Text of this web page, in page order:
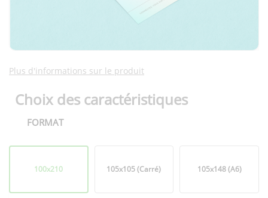
Plus d'informations sur le produit
Choix des caractéristiques
Format
FORMAT
100x210 105x105 (Carré) 105x148 (A6)